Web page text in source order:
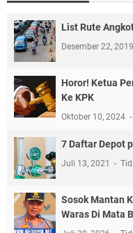
List Rute
Desember 22, 2019
Horor! Ketua
Ke KPK
Oktober 10, 2024
7 Daftar Depot
Juli 13, 2021
Sosok Mantan
Waras Di Mata